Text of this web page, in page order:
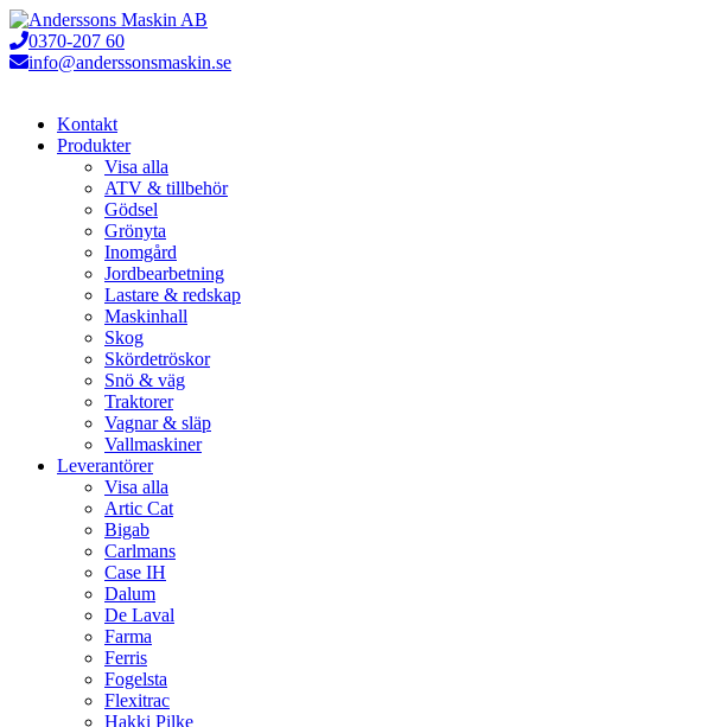
Hoppa
till
innehåll
0370-207 60
info@anderssonsmaskin.se
Kontakt
Produkter
Visa alla
ATV & tillbehör
Gödsel
Grönyta
Inomgård
Jordbearbetning
Lastare & redskap
Maskinhall
Skog
Skördetröskor
Snö & väg
Traktorer
Vagnar & släp
Vallmaskiner
Leverantörer
Visa alla
Artic Cat
Bigab
Carlmans
Case IH
Dalum
De Laval
Farma
Ferris
Fogelsta
Flexitrac
Hakki Pilke